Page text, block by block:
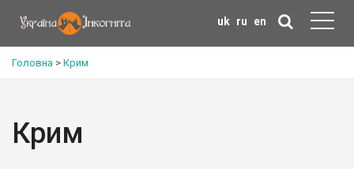
uk ru en
Головна > Крим
Крим